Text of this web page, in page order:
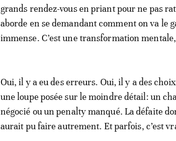
grands rendez-vous en priant pour ne pas
aborde en se demandant comment on va le
immense. C’est une transformation
Oui, il y a eu des erreurs. Oui, il y a des
une loupe posée sur le moindre détail: un
négocié ou un penalty manqué. La défaite
aurait pu faire autrement. Et parfois, c’est